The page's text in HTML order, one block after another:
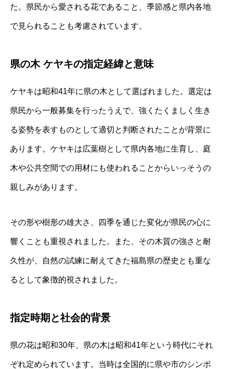
た。県民から愛される花であること、季節感と県内各地
で見られることも考慮されています。
県の木 ケヤキの指定経緯と意味
ケヤキは昭和41年に県の木として選ばれました。選定は
県民から一般募集を行ったうえで、強くたくましく生き
る姿勢を表すものとして適切と判断されたことが背景に
あります。ケヤキは広葉樹として県内各地に生育し、庭
木や公共空間での用材にも使われることからいっそうの
親しみがあります。
その形や樹形の雄大さ、四季を通じた変化が県民の心に
響くことも重視されました。また、その木質の強さと耐
久性が、自然の試練に耐えてきた福島県の歴史とも重な
るとして象徴的視されました。
指定時期と社会的背景
県の花は昭和30年、県の木は昭和41年という時代にそれ
ぞれ定められています。当時は全国的に県や市のシンボ